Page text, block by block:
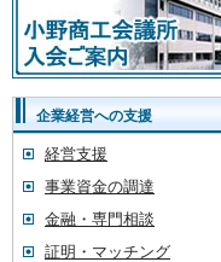
企業経営への支援
経営支援
事業資金の調達
金融・専門相談
証明・マッチング